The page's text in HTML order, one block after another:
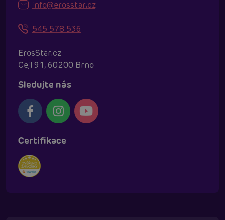
info@erosstar.cz
545 578 536
ErosStar.cz
Cejl 91, 60200 Brno
Sledujte nás
Certifikace